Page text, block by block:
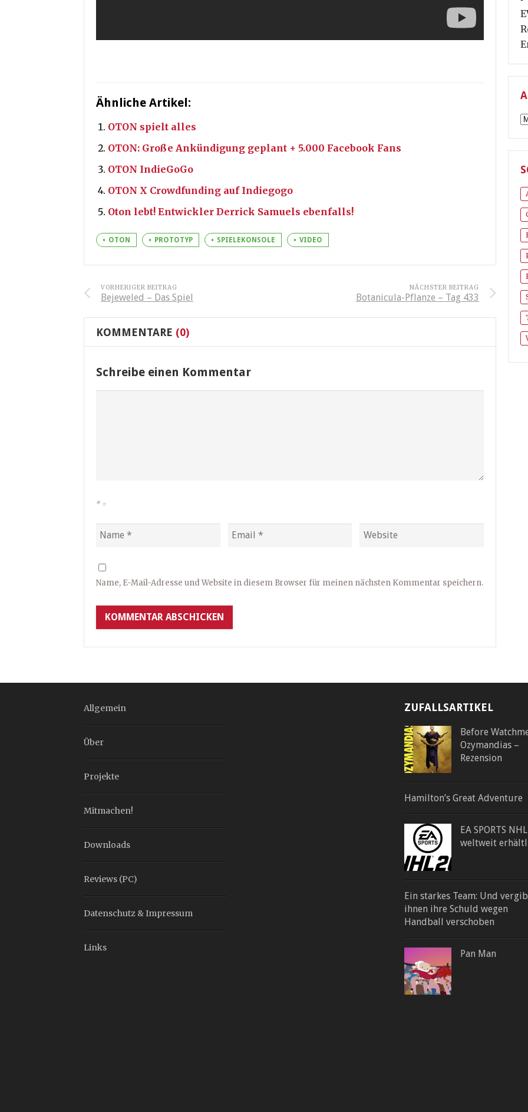
Ähnliche Artikel:
OTON spielt alles
OTON: Große Ankündigung geplant + 5.000 Facebook Fans
OTON IndieGoGo
OTON X Crowdfunding auf Indiegogo
Oton lebt! Entwickler Derrick Samuels ebenfalls!
OTON PROTOTYP SPIELEKONSOLE VIDEO
VORHERIGER BEITRAG
Bejeweled – Das Spiel
NÄCHSTER BEITRAG
Botanicula-Pflanze – Tag 433
KOMMENTARE (0)
Schreibe einen Kommentar
* =
Name, E-Mail-Adresse und Website in diesem Browser für meinen nächsten Kommentar speichern.
Allgemein
Über
Projekte
Mitmachen!
Downloads
Reviews (PC)
Datenschutz & Impressum
Links
ZUFALLSARTIKEL
Before
Ozymandias –
Rezension
Hamilton’s Great Adventure
EA SPORTS
weltweit
Ein starkes Team: Und vergib
ihnen ihre Schuld wegen
Handball verschoben
Pan Man